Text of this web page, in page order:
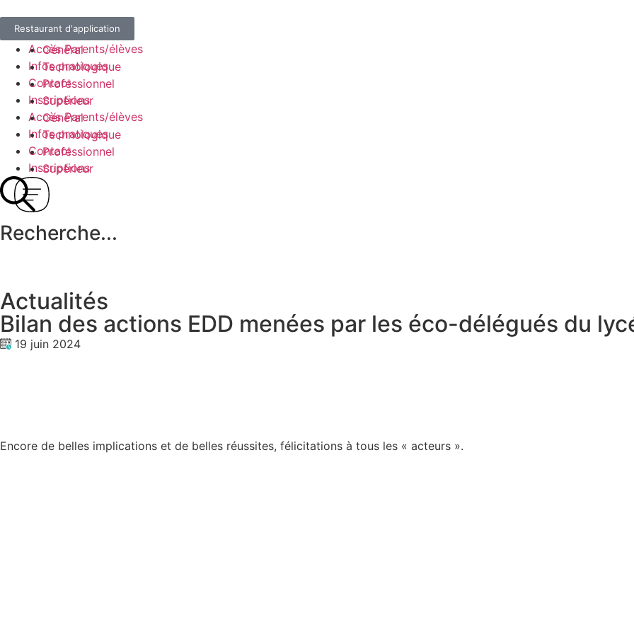
Restaurant d'application
Accès Parents/élèves
Infos pratiques
Contact
Inscriptions
Accès Parents/élèves
Infos pratiques
Contact
Inscriptions
Recherche...
Général
Technologique
Professionnel
Supérieur
Général
Technologique
Professionnel
Supérieur
Actualités
Bilan des actions EDD menées par les éco-délégués du
19 juin 2024
Encore de belles implications et de belles réussites, félicitations à tous les « acteurs ».